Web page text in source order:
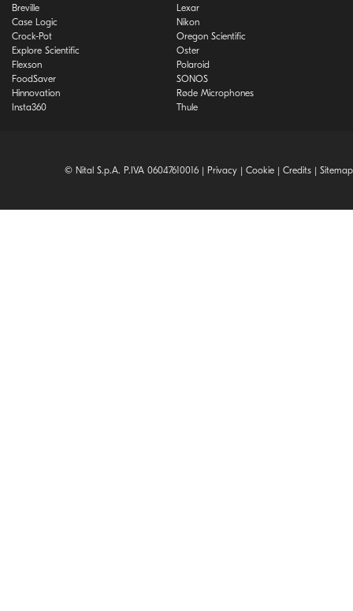
Breville
Case Logic
Crock-Pot
Explore Scientific
Flexson
FoodSaver
Hinnovation
Insta360
Lexar
Nikon
Oregon Scientific
Oster
Polaroid
SONOS
Røde Microphones
Thule
© Nital S.p.A. P.IVA 06047610016 | Privacy | Cookie | Credits | Sitemap